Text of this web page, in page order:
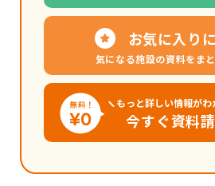
お気に入り
気になる施設の資料をま
もっと詳しい情報がわ
今すぐ資料